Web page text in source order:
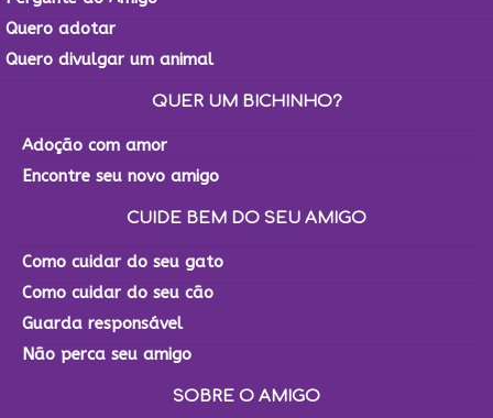
Quero adotar
Quero divulgar um animal
QUER UM BICHINHO?
Adoção com amor
Encontre seu novo amigo
CUIDE BEM DO SEU AMIGO
Como cuidar do seu gato
Como cuidar do seu cão
Guarda responsável
Não perca seu amigo
SOBRE O AMIGO